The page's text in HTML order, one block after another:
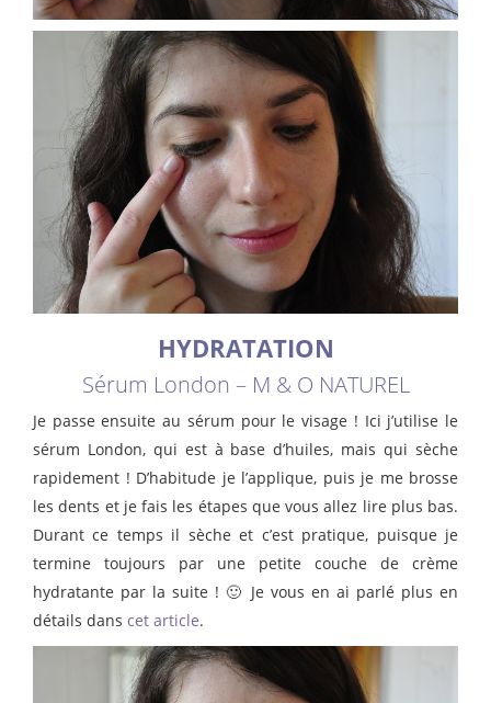
HYDRATATION
Sérum London – M & O NATUREL
Je passe ensuite au sérum pour le visage ! Ici j’utilise le
sérum London, qui est à base d’huiles, mais qui sèche
rapidement ! D’habitude je l’applique, puis je me brosse
les dents et je fais les étapes que vous allez lire plus bas.
Durant ce temps il sèche et c’est pratique, puisque je
termine toujours par une petite couche de crème
hydratante par la suite ! 🙂 Je vous en ai parlé plus en
détails dans cet article.